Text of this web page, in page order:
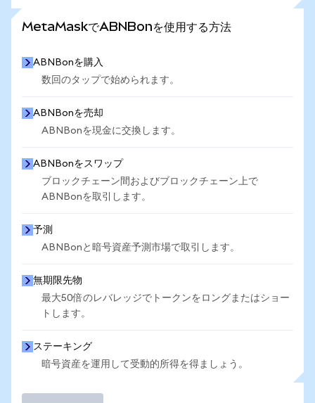
MetaMaskでABNBonを使用する方法
ABNBonを購入
数回のタップで始められます。
ABNBonを売却
ABNBonを現金に交換します。
ABNBonをスワップ
ブロックチェーン間およびブロックチェーン上で
ABNBonを取引します。
予測
ABNBonと暗号資産予測市場で取引します。
無期限先物
最大50倍のレバレッジでトークンをロングまたはショー
トします。
ステーキング
暗号資産を運用して受動的所得を得ましょう。